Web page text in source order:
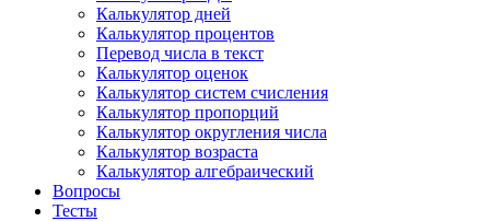
Калькулятор дней
Калькулятор процентов
Перевод числа в текст
Калькулятор оценок
Калькулятор систем счисления
Калькулятор пропорций
Калькулятор округления числа
Калькулятор возраста
Калькулятор алгебраический
Вопросы
Тесты